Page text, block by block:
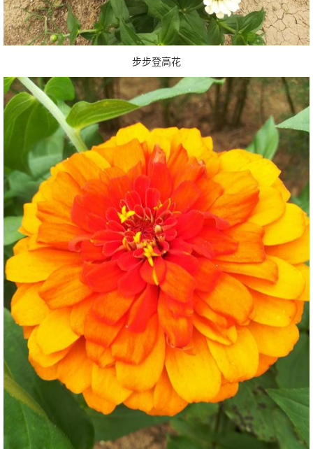
步步登高花